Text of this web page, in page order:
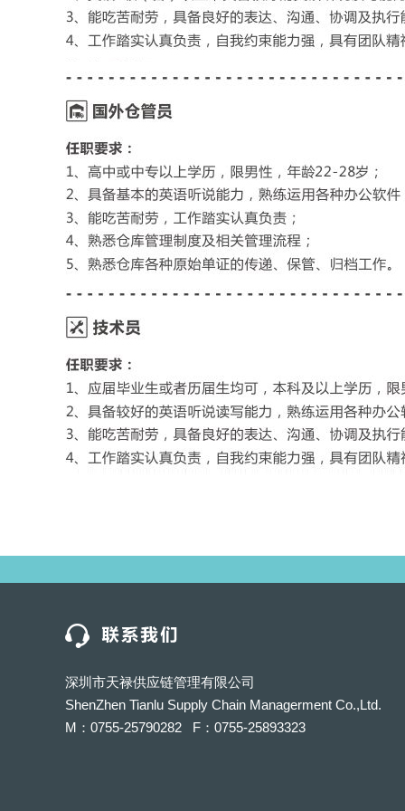
深圳市天禄供应链管理有限公司
ShenZhen Tianlu Supply Chain Managerment Co.,Ltd.
M：0755-25790282 F：0755-25893323